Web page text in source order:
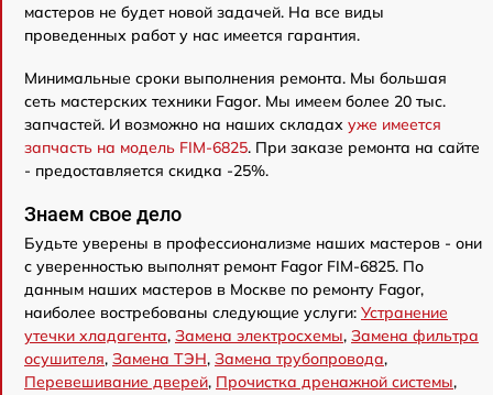
мастеров не будет новой задачей. На все виды
проведенных работ у нас имеется гарантия.
Минимальные сроки выполнения ремонта. Мы большая
сеть мастерских техники Fagor. Мы имеем более 20 тыс.
запчастей. И возможно на наших складах уже имеется
запчасть на модель FIM-6825. При заказе ремонта на сайте
- предоставляется скидка -25%.
Знаем свое дело
Будьте уверены в профессионализме наших мастеров - они
с уверенностью выполнят ремонт Fagor FIM-6825. По
данным наших мастеров в Москве по ремонту Fagor,
наиболее востребованы следующие услуги: Устранение
утечки хладагента, Замена электросхемы, Замена фильтра
осушителя, Замена ТЭН, Замена трубопровода,
Перевешивание дверей, Прочистка дренажной системы,